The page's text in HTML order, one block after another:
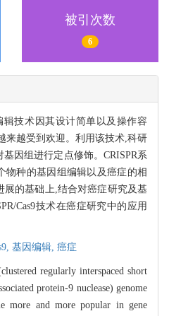
被引次数
6
辑技术因其设计简单以及操作容
来越受到欢迎。利用该技术,科研
因组进行定点修饰。CRISPR系
物种的基因组编辑以及癌症的相
展的基础上,结合对癌症研究及基
Cas9技术在癌症研究中的应用
基因编辑, 癌症
regularly interspaced short
protein-9 nuclease) genome
more and more popular in gene